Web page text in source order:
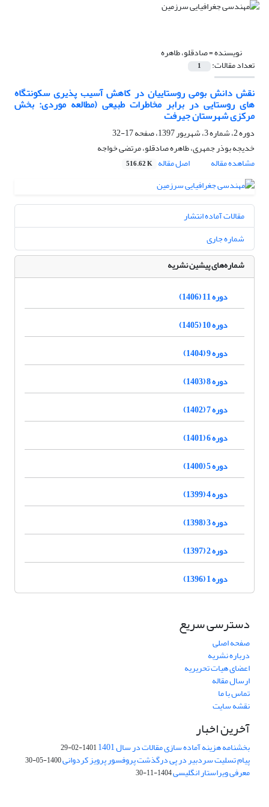
نویسنده =صادقلو، طاهره
تعداد مقالات: 1
نقش دانش بومی روستاییان در کاهش آسیب پذیری سکونتگاه
های روستایی در برابر مخاطرات طبیعی (مطالعه موردی: بخش
مرکزی شهرستان جیرفت
دوره 2، شماره 3، شهریور 1397، صفحه
17-32
خدیجه بوذر جمهری، طاهره صادقلو، مرتضی خواجه
مشاهده مقاله
اصل مقاله 516.62 K
مقالات آماده انتشار
شماره جاری
شماره‌های پیشین نشریه
دوره 11 (1406)
دوره 10 (1405)
دوره 9 (1404)
دوره 8 (1403)
دوره 7 (1402)
دوره 6 (1401)
دوره 5 (1400)
دوره 4 (1399)
دوره 3 (1398)
دوره 2 (1397)
دوره 1 (1396)
دسترسی سریع
صفحه اصلی
درباره نشریه
اعضای هیات تحریریه
ارسال مقاله
تماس با ما
نقشه سایت
آخرین اخبار
بخشنامه هزینه آماده سازی مقالات در سال 1401 1401-02-29
پیام تسلیت سردبیر در پی درگذشت پروفسور پرویز کردوانی1400-05-30
معرفی ویراستار انگلیسی1404-11-30